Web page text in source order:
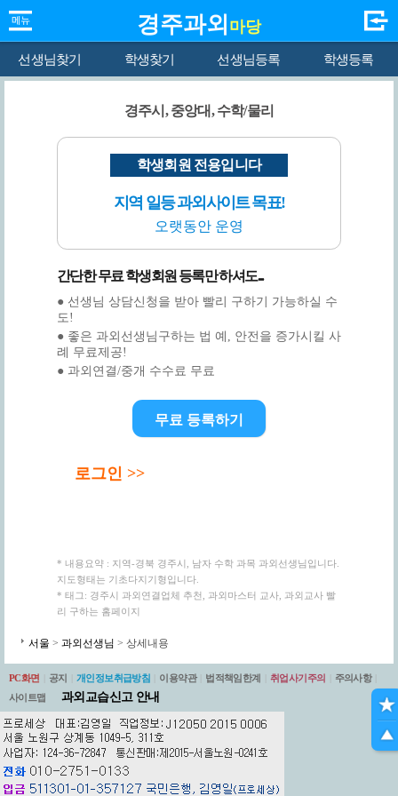
경주과외 마당
선생님찾기 학생찾기 선생님등록 학생등록
경주시, 중앙대, 수학/물리
학생회원 전용입니다
지역 일등 과외사이트 목표!
오랫동안 운영
간단한 무료 학생회원 등록만 하셔도...
● 선생님 상담신청을 받아 빨리 구하기 가능하실 수
도!
● 좋은 과외선생님구하는 법 예, 안전을 증가시킬 사
례 무료제공!
● 과외연결/중개 수수료 무료
무료 등록하기
로그인 >>
* 내용요약 : 지역-경북 경주시, 남자 수학 과목 과외선생님입니다.
지도형태는 기초다지기형입니다.
* 태그: 경주시 과외연결업체 추천, 과외마스터 교사, 과외교사 빨
리 구하는 홈페이지
서울 > 과외선생님 > 상세내용
PC화면 공지 개인정보취급방침 이용약관 법적책임한계 취업사기주의 주의사항
사이트맵
과외교습신고 안내